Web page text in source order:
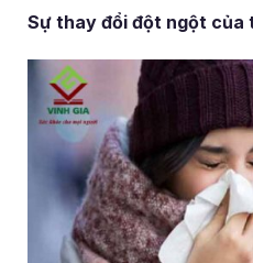
Sự thay đổi đột ngột